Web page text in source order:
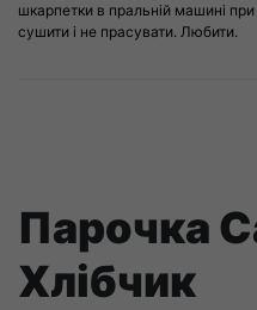
шкарпетки в пральній машині
сушити і не прасувати. Любити.
Парочка
Хлібчик